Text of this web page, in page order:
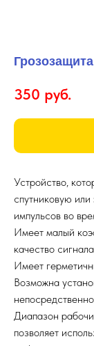
350 руб.
Устройство,
спутниковую
импульсов во
Имеет малый
качество
Имеет
Возможна
Диапазон
позволяет